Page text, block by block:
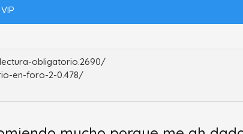
obligatorio.2690/
en-foro-2-0.478/